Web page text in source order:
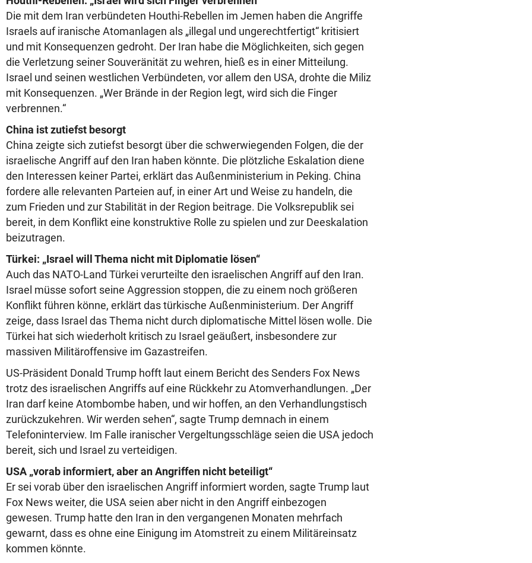
Die mit dem Iran verbündeten Houthi-Rebellen im Jemen haben die Angriffe
Israels auf iranische Atomanlagen als „illegal und ungerechtfertigt“ kritisiert
und mit Konsequenzen gedroht. Der Iran habe die Möglichkeiten, sich gegen
die Verletzung seiner Souveränität zu wehren, hieß es in einer Mitteilung.
Israel und seinen westlichen Verbündeten, vor allem den USA, drohte die Miliz
mit Konsequenzen. „Wer Brände in der Region legt, wird sich die Finger
verbrennen.“
China ist zutiefst besorgt
China zeigte sich zutiefst besorgt über die schwerwiegenden Folgen, die der
israelische Angriff auf den Iran haben könnte. Die plötzliche Eskalation diene
den Interessen keiner Partei, erklärt das Außenministerium in Peking. China
fordere alle relevanten Parteien auf, in einer Art und Weise zu handeln, die
zum Frieden und zur Stabilität in der Region beitrage. Die Volksrepublik sei
bereit, in dem Konflikt eine konstruktive Rolle zu spielen und zur Deeskalation
beizutragen.
Türkei: „Israel will Thema nicht mit Diplomatie lösen“
Auch das NATO-Land Türkei verurteilte den israelischen Angriff auf den Iran.
Israel müsse sofort seine Aggression stoppen, die zu einem noch größeren
Konflikt führen könne, erklärt das türkische Außenministerium. Der Angriff
zeige, dass Israel das Thema nicht durch diplomatische Mittel lösen wolle. Die
Türkei hat sich wiederholt kritisch zu Israel geäußert, insbesondere zur
massiven Militäroffensive im Gazastreifen.
US-Präsident Donald Trump hofft laut einem Bericht des Senders Fox News
trotz des israelischen Angriffs auf eine Rückkehr zu Atomverhandlungen. „Der
Iran darf keine Atombombe haben, und wir hoffen, an den Verhandlungstisch
zurückzukehren. Wir werden sehen“, sagte Trump demnach in einem
Telefoninterview. Im Falle iranischer Vergeltungsschläge seien die USA jedoch
bereit, sich und Israel zu verteidigen.
USA „vorab informiert, aber an Angriffen nicht beteiligt“
Er sei vorab über den israelischen Angriff informiert worden, sagte Trump laut
Fox News weiter, die USA seien aber nicht in den Angriff einbezogen
gewesen. Trump hatte den Iran in den vergangenen Monaten mehrfach
gewarnt, dass es ohne eine Einigung im Atomstreit zu einem Militäreinsatz
kommen könnte.